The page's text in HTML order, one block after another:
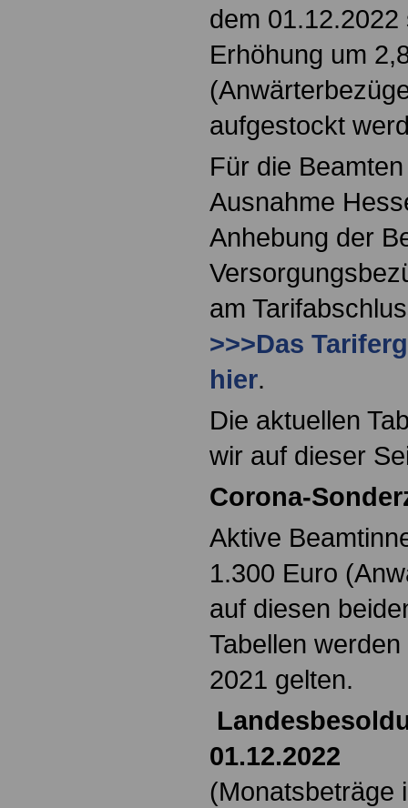
dem
Erhöhung um
aufgestockt
Für die
Ausnahme
Anhebung der
am
>>>Das
hier.
Die aktuellen
wir auf dieser
Corona-
Aktive
1.300 Euro
auf diesen
Tabellen
2021 gelten.
01.12.2022
(Monatsbeträge